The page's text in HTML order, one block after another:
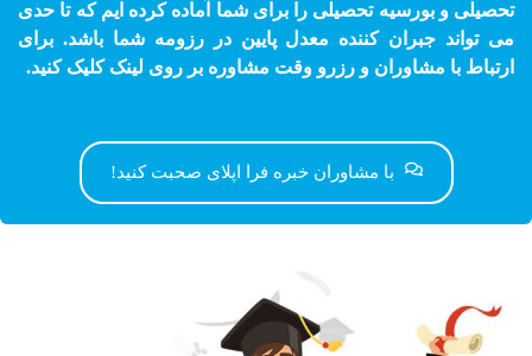
تحصیلی و بورسیه تحصیلی را برای شما آماده کرده ایم که تا حدی
می تواند جبران کننده معدل پایین در رزومه شما باشد. برای
ارتباط با مشاوران و رزرو وقت مشاوره بر روی لینک کلیک کنید.
با مشاوران خبره فرا اپلای صحبت کنید!